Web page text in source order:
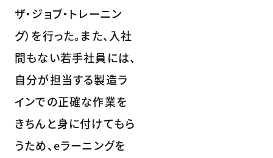
ザ・ジョブ・トレーニン
グ）を行った。また、入社
間もない若手社員には、
自分が担当する製造ラ
インでの正確な作業を
きちんと身に付けてもら
うため、eラーニングを